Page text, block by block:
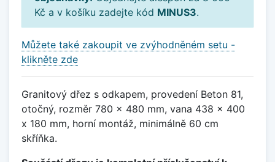
Kč a v košíku zadejte kód MINUS3.
Můžete také zakoupit ve zvýhodněném setu -
klikněte zde
Granitový dřez s odkapem, provedení Beton 81,
otočný, rozměr 780 x 480 mm, vana 438 x 400
x 180 mm, horní montáž, minimálně 60 cm
skříňka.